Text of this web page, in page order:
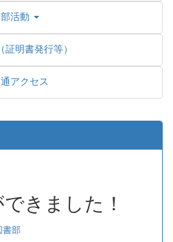
部活動
証明書発行等）
アクセス
きました！
書部